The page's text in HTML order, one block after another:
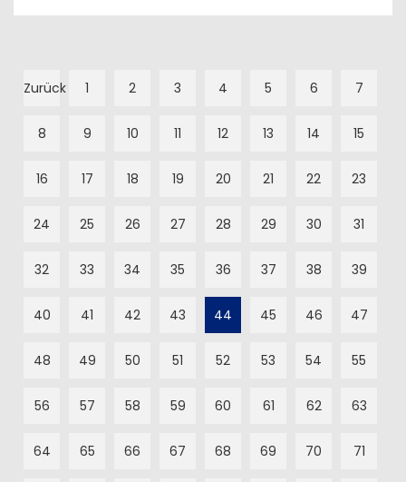
Zurück 1 2 3 4 5 6 7
8 9 10 11 12 13 14 15
16 17 18 19 20 21 22 23
24 25 26 27 28 29 30 31
32 33 34 35 36 37 38 39
40 41 42 43 44 45 46 47
48 49 50 51 52 53 54 55
56 57 58 59 60 61 62 63
64 65 66 67 68 69 70 71